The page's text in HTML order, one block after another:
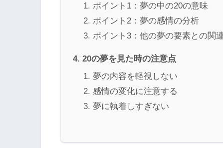
ポイント1：夢の中の20の意味
ポイント2：夢の感情の分析
ポイント3：他の夢の要素との関
20の夢を見た時の注意点
夢の内容を軽視しない
感情の変化に注意する
夢に執着しすぎない